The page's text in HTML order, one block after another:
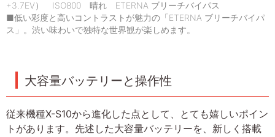
+3.7EV） ISO800 晴れ ETERNA ブリーチバイパス
■低い彩度と高いコントラストが魅力の「ETERNA ブリーチバイパ
ス」。渋い味わいで独特な世界観が楽しめます。
大容量バッテリーと操作性
従来機種X-S10から進化した点として、とても嬉しいポイン
トがあります。先述した大容量バッテリーを、新しく搭載